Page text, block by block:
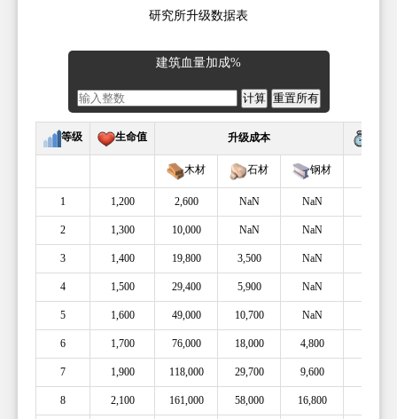
研究所升级数据表
建筑血量加成%
计算 重置所有
等级 生命值 升级成本
木材 石材 钢材
1 1,200 2,600 NaN NaN
2 1,300 10,000 NaN NaN
3 1,400 19,800 3,500 NaN
4 1,500 29,400 5,900 NaN
5 1,600 49,000 10,700 NaN
6 1,700 76,000 18,000 4,800
7 1,900 118,000 29,700 9,600
8 2,100 161,000 58,000 16,800